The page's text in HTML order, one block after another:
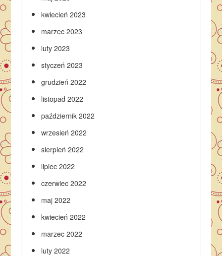
kwiecień 2023
marzec 2023
luty 2023
styczeń 2023
grudzień 2022
listopad 2022
październik 2022
wrzesień 2022
sierpień 2022
lipiec 2022
czerwiec 2022
maj 2022
kwiecień 2022
marzec 2022
luty 2022